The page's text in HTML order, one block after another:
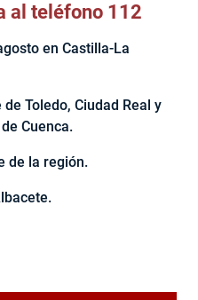
al teléfono 112
en Castilla-La
Toledo, Ciudad Real y
Cuenca.
de la región.